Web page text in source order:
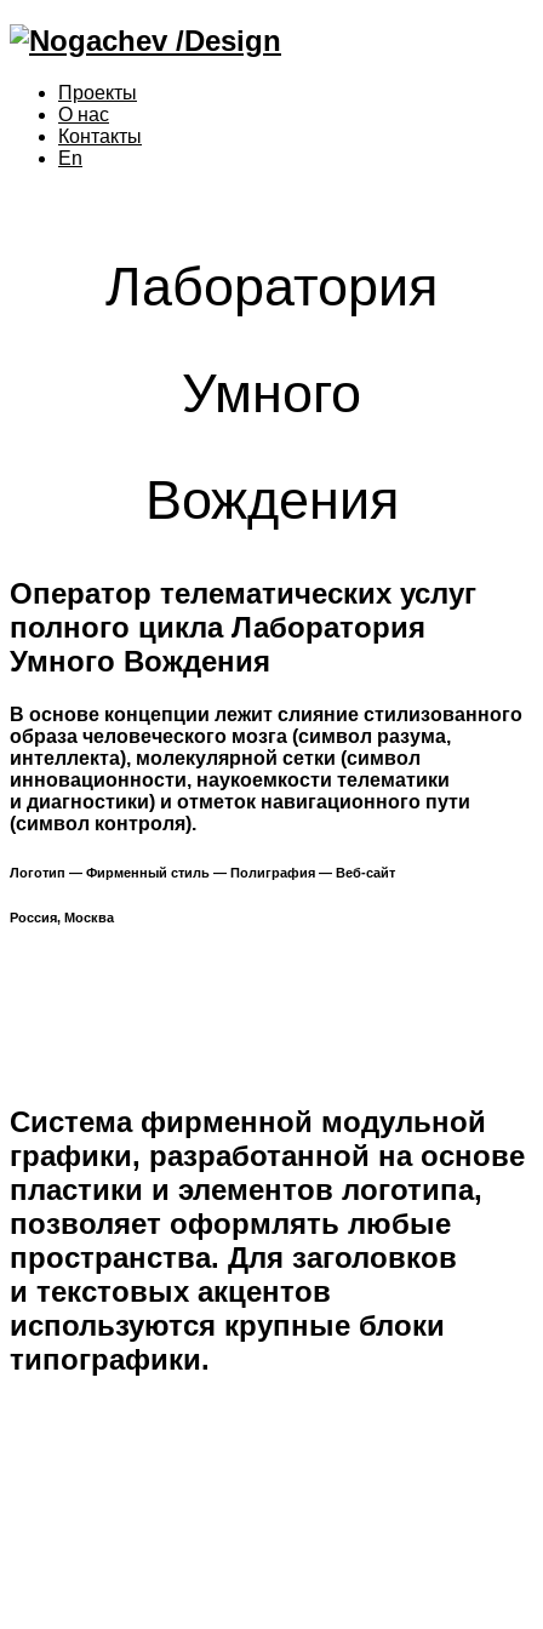
Проекты
О нас
Контакты
En
Лаборатория
Умного
Вождения
Оператор телематических услуг
полного цикла Лаборатория
Умного Вождения
В основе концепции лежит слияние стилизованного
образа человеческого мозга (символ разума,
интеллекта), молекулярной сетки (символ
инновационности, наукоемкости телематики
и диагностики) и отметок навигационного пути
(символ контроля).
Логотип — Фирменный стиль — Полиграфия — Веб-сайт
Россия, Москва
Система фирменной модульной
графики, разработанной на основе
пластики и элементов логотипа,
позволяет оформлять любые
пространства. Для заголовков
и текстовых акцентов
используются крупные блоки
типографики.